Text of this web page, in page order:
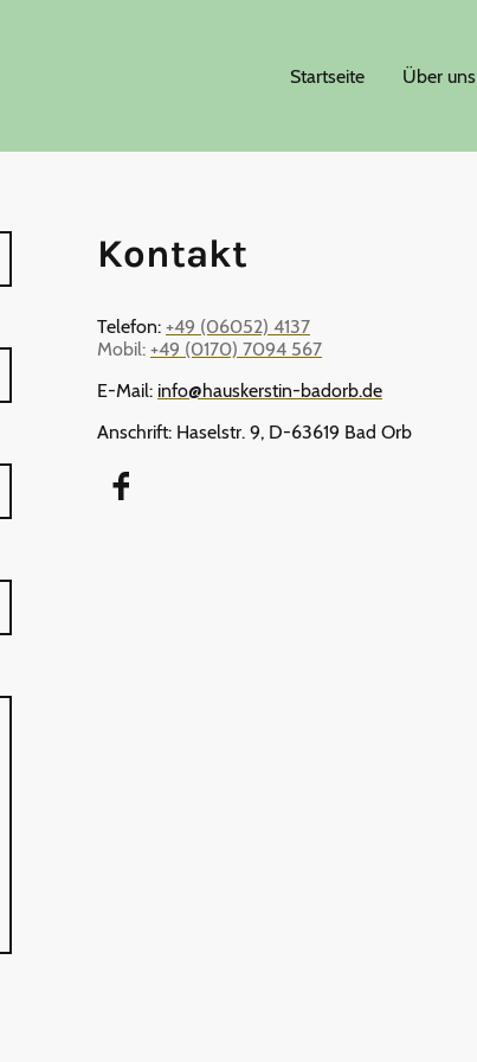
Startseite Über uns
Kontakt
Telefon: +49 (06052) 4137
Mobil: +49 (0170) 7094 567
E-Mail: info@hauskerstin-badorb.de
Anschrift: Haselstr. 9, D-63619 Bad Orb